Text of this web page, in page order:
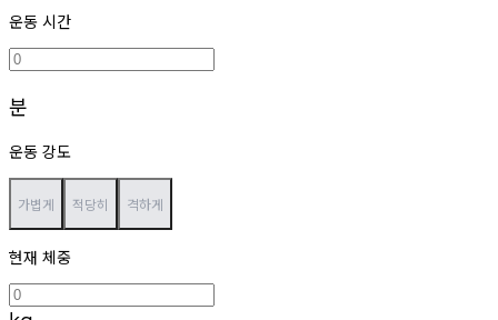
운동 시간
분
운동 강도
가볍게 적당히 격하게
현재 체중